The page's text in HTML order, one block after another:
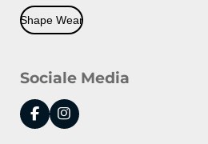
Shape Wear
Sociale Media
F
a
I
n